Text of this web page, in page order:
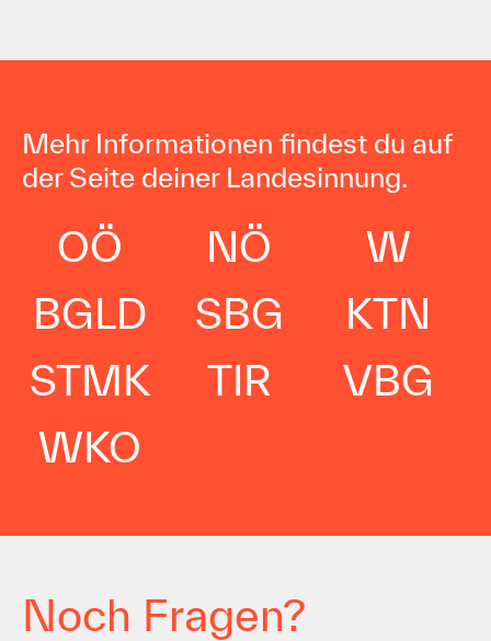
Mehr Informationen findest du auf
der Seite deiner Landesinnung.
OÖ NÖ
W
BGLD
SBG
KTN
STMK
TIR
VBG
WKO
Noch Fragen?